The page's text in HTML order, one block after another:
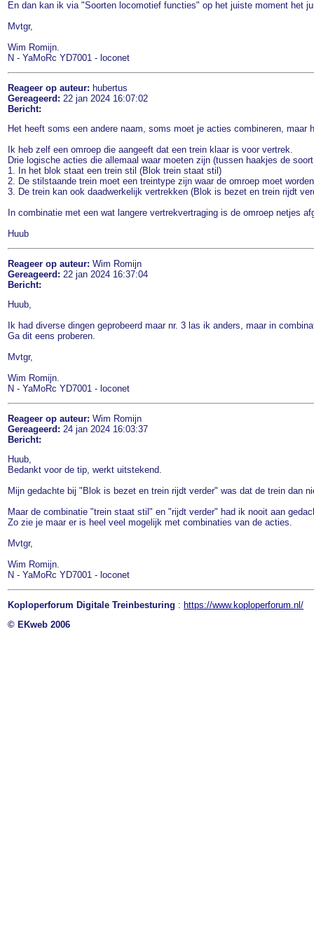
En dan kan ik via "Soorten locomotief functies" op het juiste moment het
Mvtgr,
Wim Romijn.
N - YaMoRc YD7001 - loconet
Reageer op auteur: hubertus
Gereageerd: 22 jan 2024 16:07:02
Bericht:
Het heeft soms een andere naam, soms moet je acties combineren, maar
Ik heb zelf een omroep die aangeeft dat een trein klaar is voor vertrek.
Drie logische acties die allemaal waar moeten zijn (tussen haakjes de
1. In het blok staat een trein stil (Blok trein staat stil)
2. De stilstaande trein moet een treintype zijn waar de omroep moet
3. De trein kan ook daadwerkelijk vertrekken (Blok is bezet en trein rijdt
In combinatie met een wat langere vertrekvertraging is de omroep netjes
Huub
Reageer op auteur: Wim Romijn
Gereageerd: 22 jan 2024 16:37:04
Bericht:
Huub,
Ik had diverse dingen geprobeerd maar nr. 3 las ik anders, maar in
Ga dit eens proberen.
Mvtgr,
Wim Romijn.
N - YaMoRc YD7001 - loconet
Reageer op auteur: Wim Romijn
Gereageerd: 24 jan 2024 16:03:37
Bericht:
Huub,
Bedankt voor de tip, werkt uitstekend.
Mijn gedachte bij "Blok is bezet en trein rijdt verder" was dat de trein dan
Maar de combinatie "trein staat stil" en "rijdt verder" had ik nooit aan
Zo zie je maar er is heel veel mogelijk met combinaties van de acties.
Mvtgr,
Wim Romijn.
N - YaMoRc YD7001 - loconet
Koploperforum Digitale Treinbesturing : https://www.koploperforum.nl/
© EKweb 2006